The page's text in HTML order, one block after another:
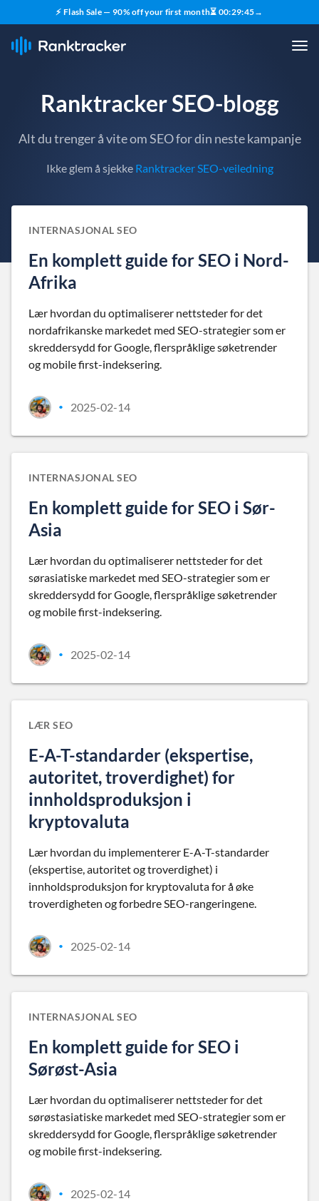
⚡ Flash Sale — 90% off your first month⏳ 00:29:44→
Ranktracker SEO-blogg
Alt du trenger å vite om SEO for din neste kampanje
Ikke glem å sjekke Ranktracker SEO-veiledning
INTERNASJONAL SEO
En komplett guide for SEO i Nord-
Afrika
Lær hvordan du optimaliserer nettsteder for det
nordafrikanske markedet med SEO-strategier som er
skreddersydd for Google, flerspråklige søketrender
og mobile first-indeksering.
• 2025-02-14
INTERNASJONAL SEO
En komplett guide for SEO i Sør-
Asia
Lær hvordan du optimaliserer nettsteder for det
sørasiatiske markedet med SEO-strategier som er
skreddersydd for Google, flerspråklige søketrender
og mobile first-indeksering.
• 2025-02-14
LÆR SEO
E-A-T-standarder (ekspertise,
autoritet, troverdighet) for
innholdsproduksjon i
kryptovaluta
Lær hvordan du implementerer E-A-T-standarder
(ekspertise, autoritet og troverdighet) i
innholdsproduksjon for kryptovaluta for å øke
troverdigheten og forbedre SEO-rangeringene.
• 2025-02-14
INTERNASJONAL SEO
En komplett guide for SEO i
Sørøst-Asia
Lær hvordan du optimaliserer nettsteder for det
sørøstasiatiske markedet med SEO-strategier som er
skreddersydd for Google, flerspråklige søketrender
og mobile first-indeksering.
• 2025-02-14